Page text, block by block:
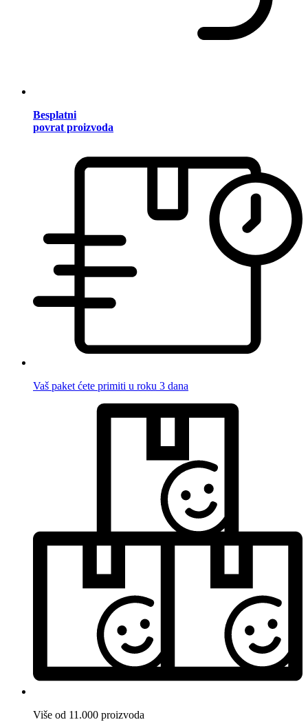
Besplatni
povrat proizvoda
Vaš paket ćete primiti u roku 3 dana
Više od 11.000 proizvoda